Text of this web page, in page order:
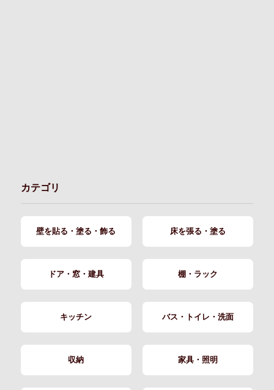
カテゴリ
壁を貼る・塗る・飾る 床を張る・塗る
ドア・窓・建具 棚・ラック
キッチン バス・トイレ・洗面
収納 家具・照明